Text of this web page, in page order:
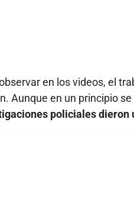
en los videos, el
Aunque en un principio se
policiales dieron